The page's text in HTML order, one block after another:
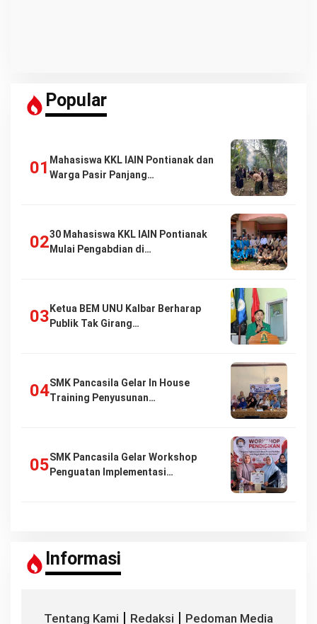
Popular
Mahasiswa KKL IAIN Pontianak dan
Warga Pasir Panjang…
30 Mahasiswa KKL IAIN Pontianak
Mulai Pengabdian di…
Ketua BEM UNU Kalbar Berharap
Publik Tak Girang…
SMK Pancasila Gelar In House
Training Penyusunan…
SMK Pancasila Gelar Workshop
Penguatan Implementasi…
Informasi
Tentang Kami | Redaksi | Pedoman Media